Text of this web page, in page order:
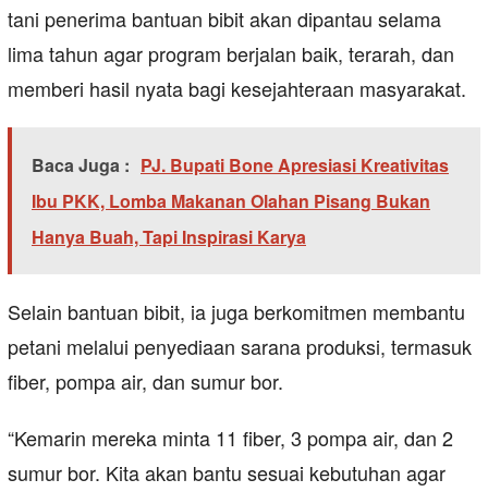
tani penerima bantuan bibit akan dipantau selama
lima tahun agar program berjalan baik, terarah, dan
memberi hasil nyata bagi kesejahteraan masyarakat.
Baca Juga : PJ. Bupati Bone Apresiasi Kreativitas
Ibu PKK, Lomba Makanan Olahan Pisang Bukan
Hanya Buah, Tapi Inspirasi Karya
Selain bantuan bibit, ia juga berkomitmen membantu
petani melalui penyediaan sarana produksi, termasuk
fiber, pompa air, dan sumur bor.
“Kemarin mereka minta 11 fiber, 3 pompa air, dan 2
sumur bor. Kita akan bantu sesuai kebutuhan agar